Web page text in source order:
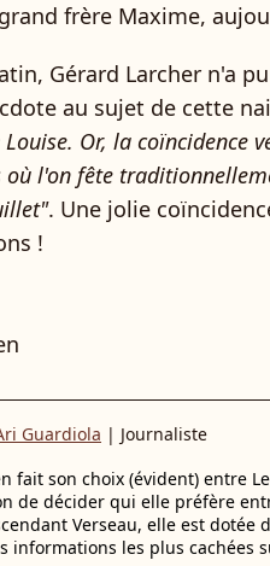
frère Maxime,
Gérard Larcher n'a
au sujet de cette
Or, la coïncidence
où l'on fête
. Une jolie
!
Guardiola | Journaliste
fait son choix (évident) entre
de décider qui elle préfère
Verseau, elle est dotée
informations les plus cachées